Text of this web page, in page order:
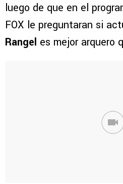
luego de que en el
FOX le preguntaran si
Rangel es mejor arquero